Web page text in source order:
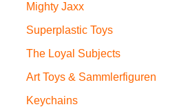
Mighty Jaxx
Superplastic Toys
The Loyal Subjects
Art Toys & Sammlerfiguren
Keychains